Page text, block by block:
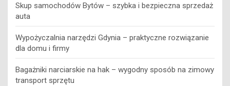
Skup samochodów Bytów – szybka i bezpieczna sprzedaż
auta
Wypożyczalnia narzędzi Gdynia – praktyczne rozwiązanie
dla domu i firmy
Bagażniki narciarskie na hak – wygodny sposób na zimowy
transport sprzętu